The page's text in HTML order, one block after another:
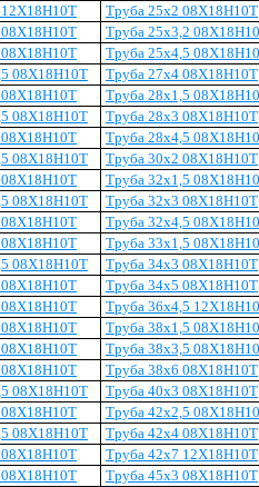
12Х18Н10Т
Труба 25х2 08Х18Н10Т
08Х18Н10Т
Труба 25х3,2
08Х18Н10Т
Труба 25х4,5
08Х18Н10Т
Труба 27х4 08Х18Н10Т
08Х18Н10Т
Труба 28х1,5
08Х18Н10Т
Труба 28х3 08Х18Н10Т
08Х18Н10Т
Труба 28х4,5
08Х18Н10Т
Труба 30х2 08Х18Н10Т
08Х18Н10Т
Труба 32х1,5
08Х18Н10Т
Труба 32х3 08Х18Н10Т
08Х18Н10Т
Труба 32х4,5
08Х18Н10Т
Труба 33х1,5
08Х18Н10Т
Труба 34х3 08Х18Н10Т
08Х18Н10Т
Труба 34х5 08Х18Н10Т
08Х18Н10Т
Труба 36х4,5
08Х18Н10Т
Труба 38х1,5
08Х18Н10Т
Труба 38х3,5
08Х18Н10Т
Труба 38х6 08Х18Н10Т
08Х18Н10Т
Труба 40х3 08Х18Н10Т
08Х18Н10Т
Труба 42х2,5
08Х18Н10Т
Труба 42х4 08Х18Н10Т
08Х18Н10Т
Труба 42х7 12Х18Н10Т
08Х18Н10Т
Труба 45х3 08Х18Н10Т